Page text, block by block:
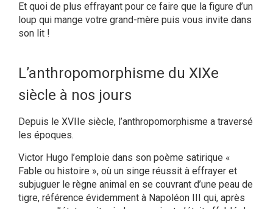
Et quoi de plus effrayant pour ce faire que la figure d’un
loup qui mange votre grand-mère puis vous invite dans
son lit !
L’anthropomorphisme du XIXe
siècle à nos jours
Depuis le XVIIe siècle, l’anthropomorphisme a traversé
les époques.
Victor Hugo l’emploie dans son poème satirique «
Fable ou histoire », où un singe réussit à effrayer et
subjuguer le règne animal en se couvrant d’une peau de
tigre, référence évidemment à Napoléon III qui, après